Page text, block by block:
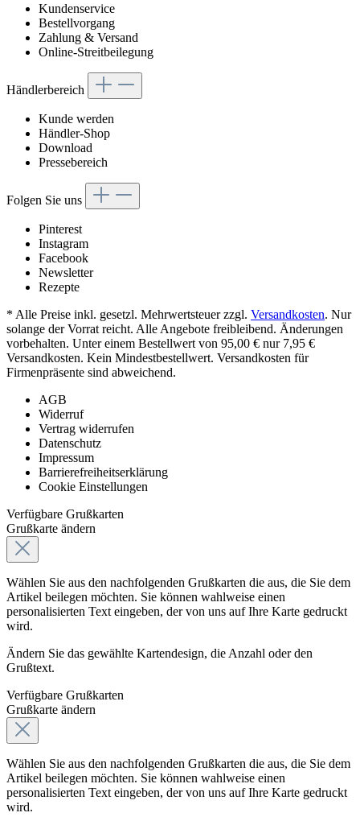
Kundenservice
Bestellvorgang
Zahlung & Versand
Online-Streitbeilegung
Händlerbereich
Kunde werden
Händler-Shop
Download
Pressebereich
Folgen Sie uns
Pinterest
Instagram
Facebook
Newsletter
Rezepte
* Alle Preise inkl. gesetzl. Mehrwertsteuer zzgl. Versandkosten. Nur
solange der Vorrat reicht. Alle Angebote freibleibend. Änderungen
vorbehalten. Unter einem Bestellwert von 95,00 € nur 7,95 €
Versandkosten. Kein Mindestbestellwert. Versandkosten für
Firmenpräsente sind abweichend.
AGB
Widerruf
Vertrag widerrufen
Datenschutz
Impressum
Barrierefreiheitserklärung
Cookie Einstellungen
Verfügbare Grußkarten
Grußkarte ändern
Wählen Sie aus den nachfolgenden Grußkarten die aus, die Sie dem
Artikel beilegen möchten. Sie können wahlweise einen
personalisierten Text eingeben, der von uns auf Ihre Karte gedruckt
wird.
Ändern Sie das gewählte Kartendesign, die Anzahl oder den
Grußtext.
Verfügbare Grußkarten
Grußkarte ändern
Wählen Sie aus den nachfolgenden Grußkarten die aus, die Sie dem
Artikel beilegen möchten. Sie können wahlweise einen
personalisierten Text eingeben, der von uns auf Ihre Karte gedruckt
wird.